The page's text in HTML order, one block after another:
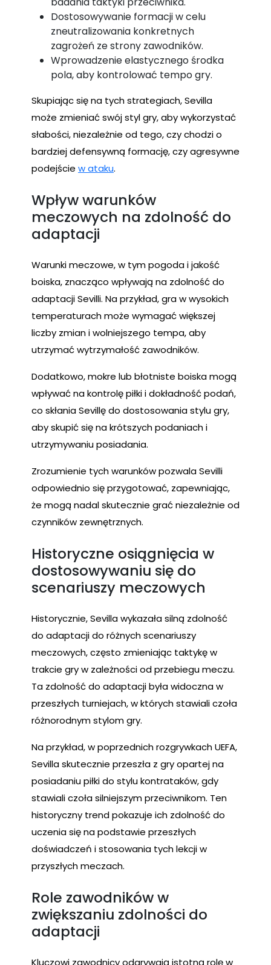
Dostosowywanie formacji w celu
zneutralizowania konkretnych
zagrożeń ze strony zawodników.
Wprowadzenie elastycznego środka
pola, aby kontrolować tempo gry.
Skupiając się na tych strategiach, Sevilla
może zmieniać swój styl gry, aby wykorzystać
słabości, niezależnie od tego, czy chodzi o
bardziej defensywną formację, czy agresywne
podejście w ataku.
Wpływ warunków
meczowych na zdolność do
adaptacji
Warunki meczowe, w tym pogoda i jakość
boiska, znacząco wpływają na zdolność do
adaptacji Sevilli. Na przykład, gra w wysokich
temperaturach może wymagać większej
liczby zmian i wolniejszego tempa, aby
utrzymać wytrzymałość zawodników.
Dodatkowo, mokre lub błotniste boiska mogą
wpływać na kontrolę piłki i dokładność podań,
co skłania Sevillę do dostosowania stylu gry,
aby skupić się na krótszych podaniach i
utrzymywaniu posiadania.
Zrozumienie tych warunków pozwala Sevilli
odpowiednio się przygotować, zapewniając,
że mogą nadal skutecznie grać niezależnie od
czynników zewnętrznych.
Historyczne osiągnięcia w
dostosowywaniu się do
scenariuszy meczowych
Historycznie, Sevilla wykazała silną zdolność
do adaptacji do różnych scenariuszy
meczowych, często zmieniając taktykę w
trakcie gry w zależności od przebiegu meczu.
Ta zdolność do adaptacji była widoczna w
przeszłych turniejach, w których stawiali czoła
różnorodnym stylom gry.
Na przykład, w poprzednich rozgrywkach UEFA,
Sevilla skutecznie przeszła z gry opartej na
posiadaniu piłki do stylu kontrataków, gdy
stawiali czoła silniejszym przeciwnikom. Ten
historyczny trend pokazuje ich zdolność do
uczenia się na podstawie przeszłych
doświadczeń i stosowania tych lekcji w
przyszłych meczach.
Role zawodników w
zwiększaniu zdolności do
adaptacji
Kluczowi zawodnicy odgrywają istotną rolę w